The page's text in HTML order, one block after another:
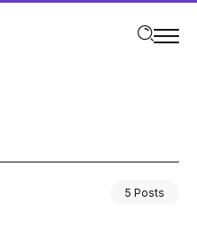
5 Posts